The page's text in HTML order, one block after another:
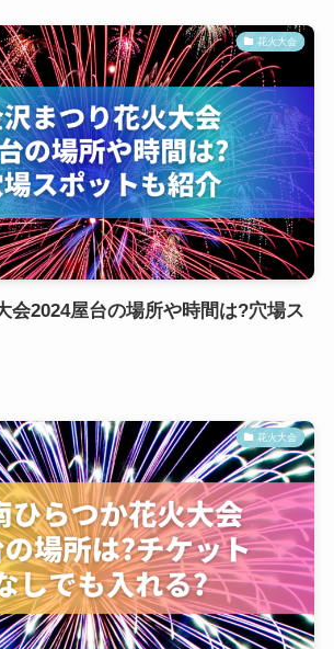
花火大会
会2024屋台の場所や時間は?穴場ス
花火大会